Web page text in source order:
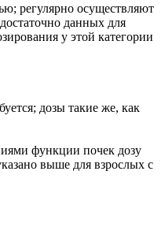
регулярно осуществляют
данных для
у этой категории
дозы такие же, как
функции почек дозу
выше для взрослых с